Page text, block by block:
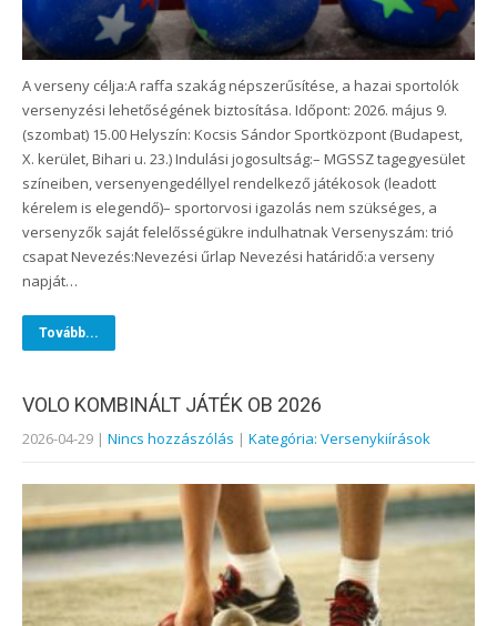
A verseny célja:A raffa szakág népszerűsítése, a hazai sportolók
versenyzési lehetőségének biztosítása. Időpont: 2026. május 9.
(szombat) 15.00 Helyszín: Kocsis Sándor Sportközpont (Budapest,
X. kerület, Bihari u. 23.) Indulási jogosultság:– MGSSZ tagegyesület
színeiben, versenyengedéllyel rendelkező játékosok (leadott
kérelem is elegendő)– sportorvosi igazolás nem szükséges, a
versenyzők saját felelősségükre indulhatnak Versenyszám: trió
csapat Nevezés:Nevezési űrlap Nevezési határidő:a verseny
napját…
Tovább...
VOLO KOMBINÁLT JÁTÉK OB 2026
2026-04-29 | Nincs hozzászólás | Kategória: Versenykiírások